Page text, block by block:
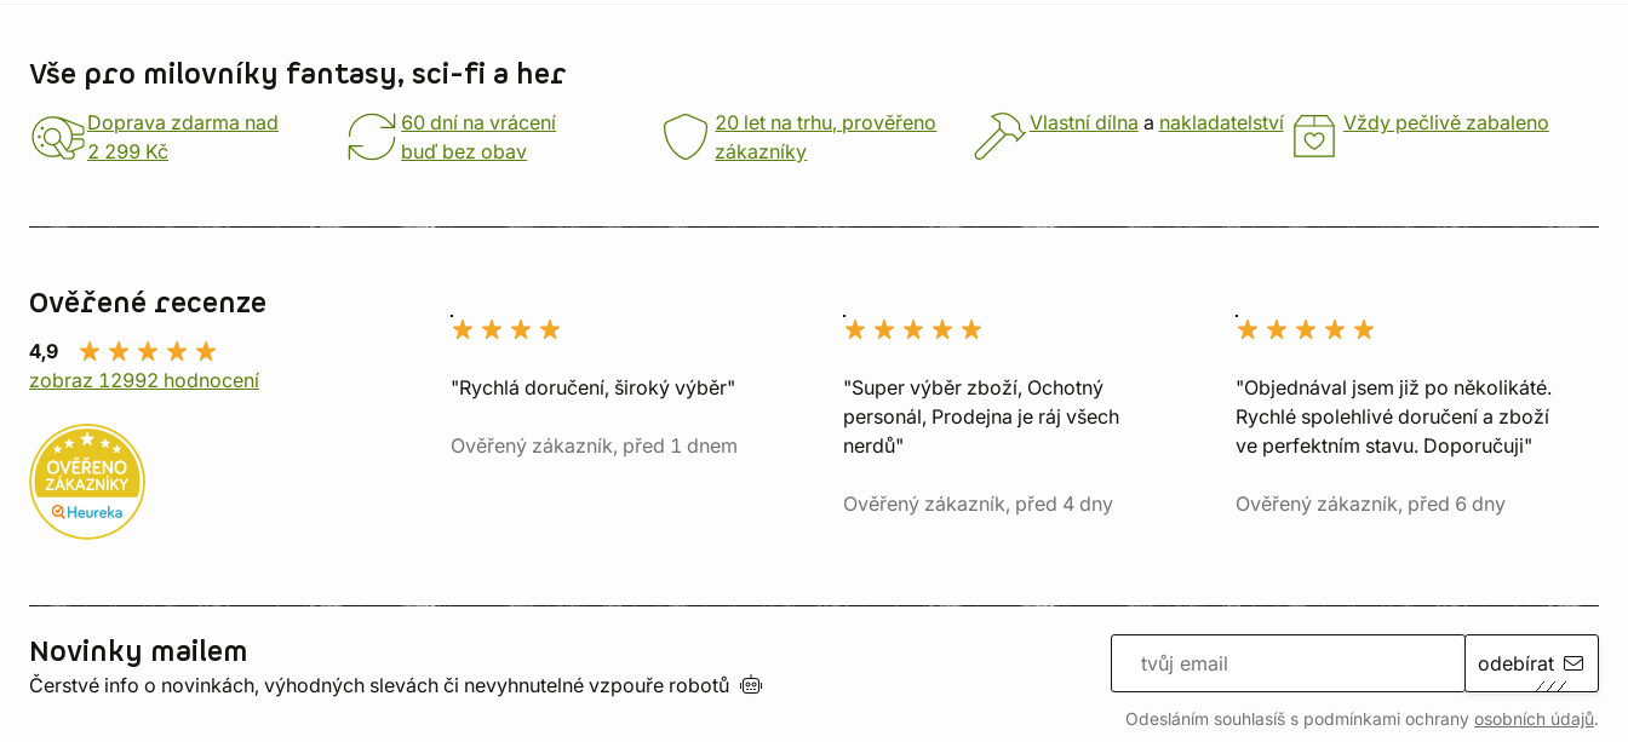
Vše pro milovníky fantasy, sci-fi a her
Doprava zdarma nad
2 299 Kč
60 dní na vrácení
buď bez obav
20 let na trhu, prověřeno
zákazníky
Vlastní dílna a nakladatelství Vždy pečlivě zabaleno
Ověřené recenze
4,9
zobraz 12992 hodnocení
"Rychlá doručení, široký výběr"
Ověřený zákazník, před 1 dnem
"Super výběr zboží, Ochotný
personál, Prodejna je ráj všech
nerdů"
Ověřený zákazník, před 4 dny
"Objednával jsem již po několikáté.
Rychlé spolehlivé doručení a zboží
ve perfektním stavu. Doporučuji"
Ověřený zákazník, před 6 dny
Novinky mailem
Čerstvé info o novinkách, výhodných slevách či nevyhnutelné vzpouře robotů
odebírat
Odesláním souhlasíš s podmínkami ochrany osobních údajů.